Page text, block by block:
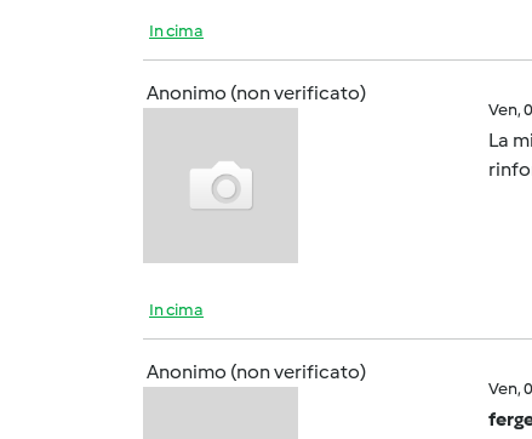
In cima
Anonimo (non verificato)
Ven,
La
In cima
Anonimo (non verificato)
Ven,